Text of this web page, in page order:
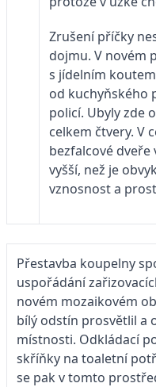
Zrušení příčky
dojmu. V novém
s jídelním
od kuchyňského
policí. Ubyly zde
celkem čtvery. V
bezfalcové dveře
vyšší, než je
vznosnost a
Přestavba koupelny
uspořádání
novém mozaikovém
bílý odstín prosvětlil a
místnosti. Odkládací
skříňky na toaletní
se pak v tomto